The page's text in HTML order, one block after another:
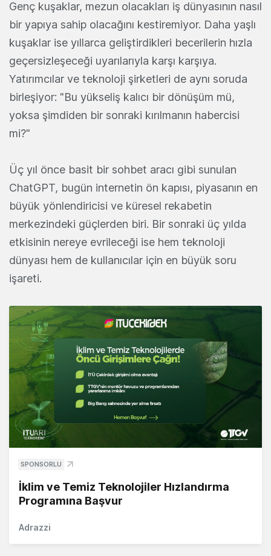
Genç kuşaklar, mezun olacakları iş dünyasının nasıl
bir yapıya sahip olacağını kestiremiyor. Daha yaşlı
kuşaklar ise yıllarca geliştirdikleri becerilerin hızla
geçersizleşeceği uyarılarıyla karşı karşıya.
Yatırımcılar ve teknoloji şirketleri de aynı soruda
birleşiyor: "Bu yükseliş kalıcı bir dönüşüm mü,
yoksa şimdiden bir sonraki kırılmanın habercisi
mi?"
Üç yıl önce basit bir sohbet aracı gibi sunulan
ChatGPT, bugün internetin ön kapısı, piyasanın en
büyük yönlendiricisi ve küresel rekabetin
merkezindeki güçlerden biri. Bir sonraki üç yılda
etkisinin nereye evrileceği ise hem teknoloji
dünyası hem de kullanıcılar için en büyük soru
işareti.
SPONSORLU
İklim ve Temiz Teknolojiler Hızlandırma
Programına Başvur
Adrazzi